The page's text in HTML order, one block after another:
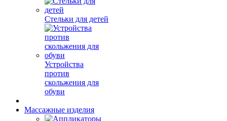
Стельки для детей
Устройства
против
скольжения для
обуви
Массажные изделия